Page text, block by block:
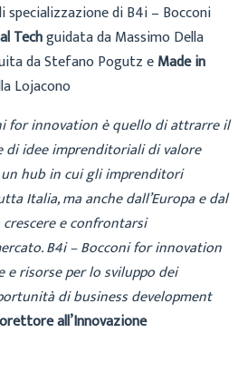
specializzazione di B4i – Bocconi
Techguidata da Massimo Della
da Stefano Pogutz eMade in
Lojacono
for innovation è quello di attrarre il
idee imprenditoriali di valore
hub in cui gli imprenditori
Italia, ma anche dall’Europa e dal
e confrontarsi
B4i – Bocconi for innovation
risorse per lo sviluppo dei
di business development
all’Innovazione